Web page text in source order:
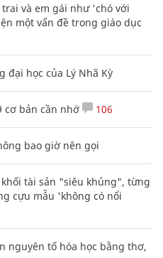
và em gái như 'chó với
một vấn đề trong giáo dục
học của Lý Nhã Kỳ
cơ bản cần nhớ 106
bao giờ nên gọi
tài sản "siêu khủng", từng
cựu mẫu 'không có nổi
nguyên tố hóa học bằng thơ,